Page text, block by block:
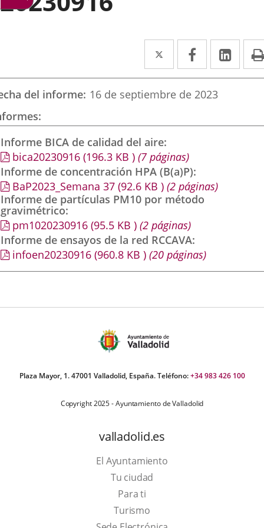
Twitter
Enlace
a
una
externa.
Facebook
Enlace
a
una
externa.
a
del informe 16 de septiembre de 2023
Informe BICA de calidad del aire
bica20230916 (196.3 KB ) (7 páginas)
Informe de concentración HPA (B(a)P)
BaP2023_Semana 37 (92.6 KB ) (2 páginas)
Informe de partículas PM10 por método
gravimétrico
pm1020230916 (95.5 KB ) (2 páginas)
Informe de ensayos de la red RCCAVA
infoen20230916 (960.8 KB ) (20 páginas)
Plaza Mayor, 1. 47001 Valladolid, España. Teléfono:+34 983 426 100
Copyright 2025 - Ayuntamiento de Valladolid
valladolid.es
El Ayuntamiento
Tu ciudad
Para ti
TurismoThis